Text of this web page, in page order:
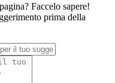
Faccelo sapere!
prima della